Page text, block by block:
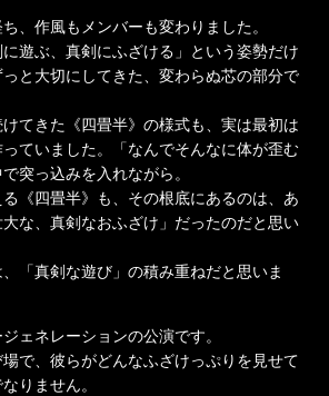
、作風もメンバーも変わりました。
遊ぶ、真剣にふざける」という姿勢だけ
と大切にしてきた、変わらぬ芯の部分で
てきた《四畳半》の様式も、実は最初は
ていました。「なんでそんなに体が歪む
突っ込みを入れながら。
《四畳半》も、その根底にあるのは、あ
な、真剣なおふざけ」だったのだと思い
「真剣な遊び」の積み重ねだと思いま
ェネレーションの公演です。
場で、彼らがどんなふざけっぷりを見せて
りません。